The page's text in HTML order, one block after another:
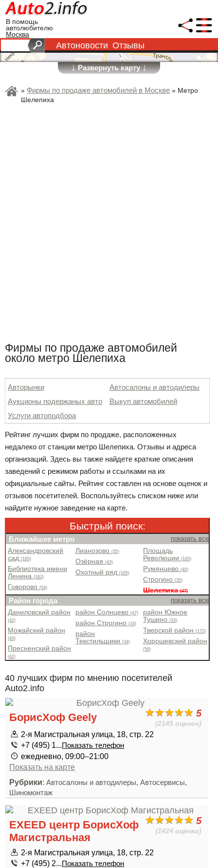
В помощь
автолюбителю
Москва
Автоновости Отзывы
↓Развернуть карту↓
» Фирмы по продаже автомобилей в Москве » Метро
Шелепиха
Фирмы по продаже автомобилей
около метро Шелепиха
Авторынки
Автосалоны и автодилеры
Аукционы подержаных авто
Выкуп автомобилей
Услуги автоподбора
Рейтинг лучших фирм по продаже, расположенных
недалеко от станции метро Шелепиха. Отзывы и адреса
организаций. Здесь вы также найдете краткие описания
заведений с режимом работы и ссылками на их
официальные сайты. Рейтинг составлен на основе оценок и
отзывов посетителей. Воспользуйтесь списком ниже или
найдите нужное заведение на карте.
Быстрый поиск:
Ближайшее метро показать все
Александровский
сад(165)
Библиотека имени
Ленина(163)
Говорово(54)
Лианозово(35)
Озёрная(43)
Охотный ряд(165)
Площадь
Революции(165)
Румянцево(40)
Строгино(35)
Шелепиха(47)
Район города показать все
Даниловский район
(42)
Можайский район
(40)
Пресненский район
(42)
район Солнцево(47)
район Строгино(33)
район
Текстильщики(34)
район Южное
Тушино(33)
Тверской район(172)
Хорошевский район
(56)
40 лучших фирм по мнению посетителей
Auto2.info
5
(2145 оценок)
БорисХоф Geely
2-я Магистральная улица, 18, стр. 22
+7 (495) 1...Показать телефон
ежедневно, 09:00–21:00
Показать на карте
Рубрики:Автосалоны и автодилеры,Автосервисы,
Шиномонтаж
5
(1424 оценки)
EXEED центр БорисХоф
Магистральная
2-я Магистральная улица, 18, стр. 22
+7 (495) 2...Показать телефон